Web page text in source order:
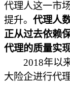
代理人这一市
提升。 代理人
正从过去依赖
代理的质量实
2018年以来
大险企进行代